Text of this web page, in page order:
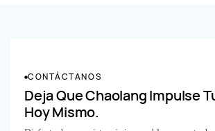
CONTÁCTANOS
Deja Que Chaolang Impulse
Hoy Mismo.